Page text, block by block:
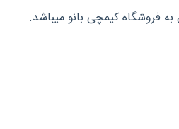
فروشگاه کیمچی بانو میباشد.